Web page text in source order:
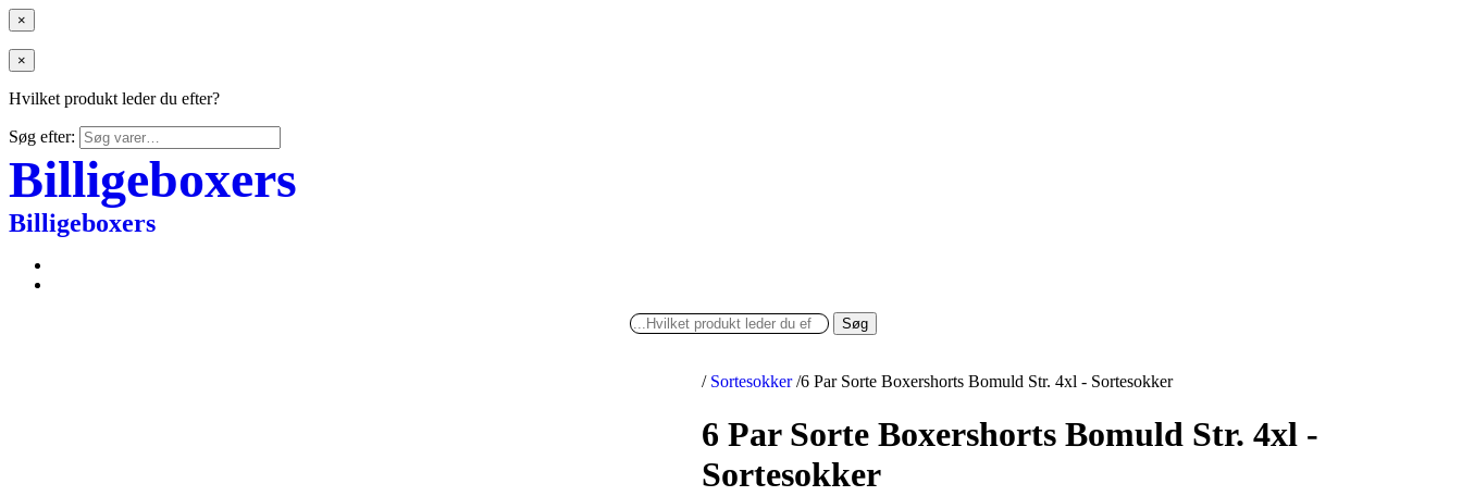
×
×
Hvilket produkt leder du efter?
Søg efter:
Billigeboxers
Billigeboxers
Søg
/ Sortesokker /6 Par Sorte Boxershorts Bomuld Str. 4xl - Sortesokker
6 Par Sorte Boxershorts Bomuld Str. 4xl -
Sortesokker